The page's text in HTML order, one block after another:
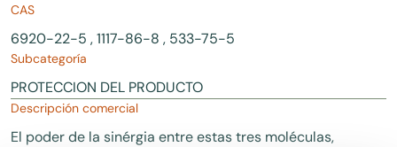
CAS
6920-22-5 , 1117-86-8 , 533-75-5
Subcategoría
PROTECCION DEL PRODUCTO
Descripción comercial
El poder de la sinérgia entre estas tres moléculas,